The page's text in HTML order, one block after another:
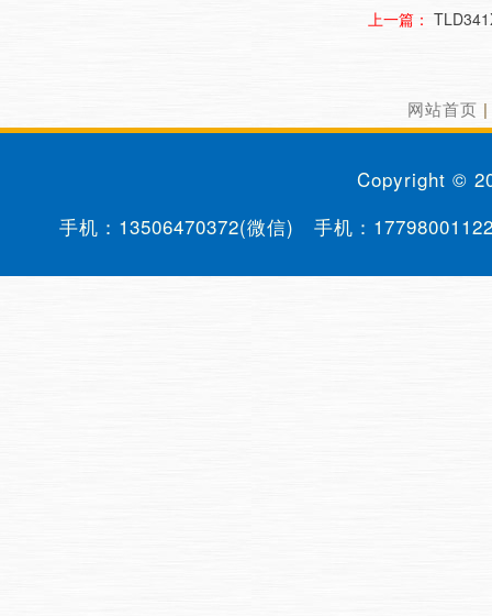
上一篇：
网站首页
Copyright ©
手机： 13506470372(微信) 手机：